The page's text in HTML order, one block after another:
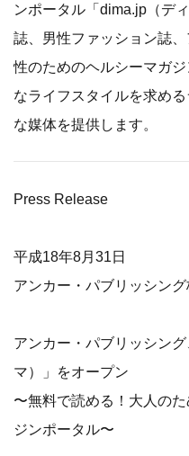
ンポータル「dima.jp（デ
誌、男性ファッション誌
性のためのヘルシーマガ
なライフスタイルを求め
な媒体を提供します。
Press Release
平成18年8月31日
アンカー・パブリッシン
アンカー・パブリッシン
マ）」をオープン
〜無料で読める！大人の
ジンポータル〜